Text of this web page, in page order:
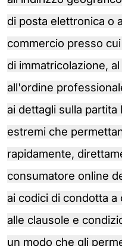
di posta elettronica o
commercio presso
di immatricolazione,
all'ordine
ai dettagli sulla partita
estremi che
rapidamente,
consumatore online
ai codici di condotta
alle clausole e
un modo che gli